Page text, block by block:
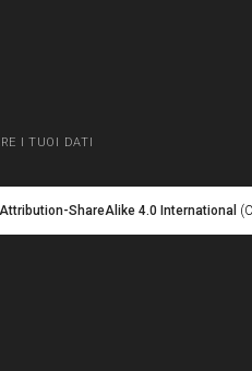
I TUOI DATI
ShareAlike 4.0 International